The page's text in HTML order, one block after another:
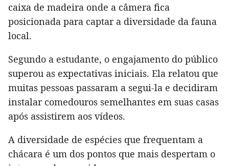
caixa de madeira onde a câmera fica
posicionada para captar a diversidade da fauna
local.
Segundo a estudante, o engajamento do público
superou as expectativas iniciais. Ela relatou que
muitas pessoas passaram a segui-la e decidiram
instalar comedouros semelhantes em suas casas
após assistirem aos vídeos.
A diversidade de espécies que frequentam a
chácara é um dos pontos que mais despertam o